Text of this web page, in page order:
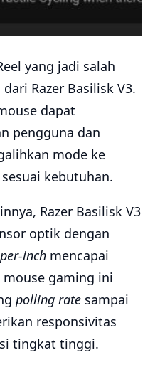
yang jadi salah
Razer Basilisk V3.
dapat
pengguna dan
mode ke
kebutuhan.
Razer Basilisk V3
optik dengan
inch mencapai
mouse gaming ini
polling rate sampai
responsivitas
tingkat tinggi.